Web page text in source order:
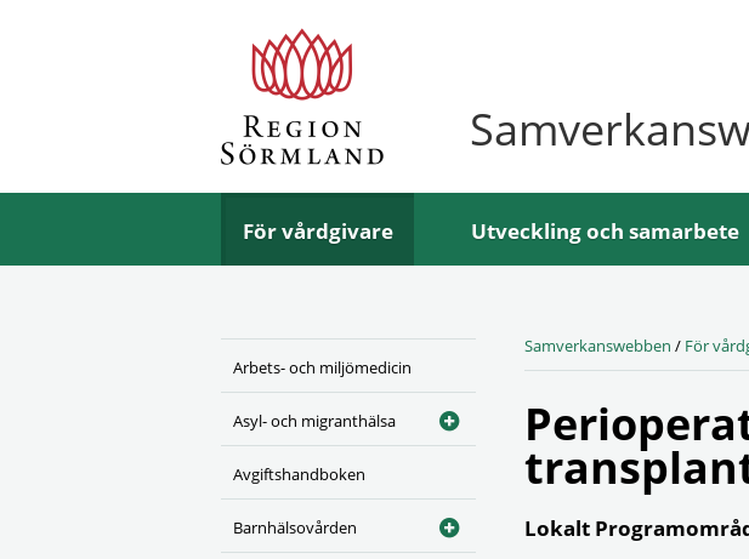
För vårdgivare Utveckling och samarbete
Arbets- och miljömedicin
Asyl- och migranthälsa
Avgiftshandboken
Barnhälsovården
Samverkanswebben / För
Lokalt